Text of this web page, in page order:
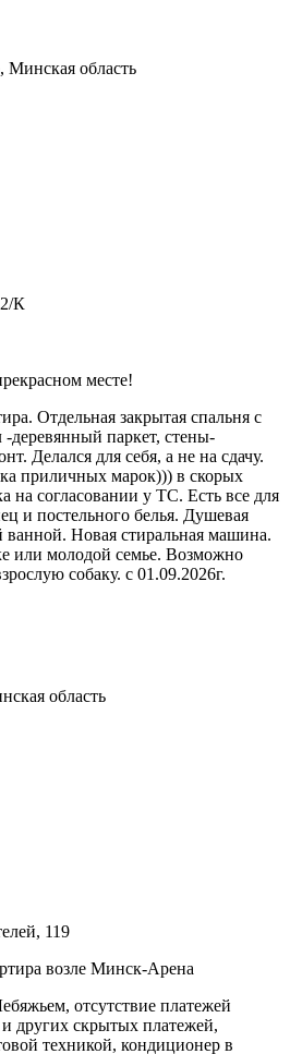
Минская область
К
месте!
Отдельная закрытая спальня с
паркет, стены-
Делался для себя, а не на сдачу.
приличных марок))) в скорых
на согласовании у ТС. Есть все для
и постельного белья. Душевая
ванной. Новая стиральная машина.
или молодой семье. Возможно
собаку. с 01.09.2026г.
область
119
возле Минск-Арена
отсутствие платежей
других скрытых платежей,
техникой, кондиционер в